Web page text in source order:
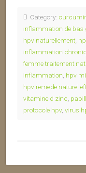
Category:
inflammation de bas
hpv naturellement
inflammation
femme traitement
inflammation hpv
hpv remede naturel
vitamine d zinc
protocole hpv virus